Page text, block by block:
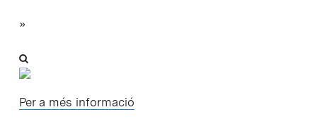
»
Per a més informació